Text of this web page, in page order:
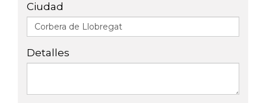
Ciudad
Detalles